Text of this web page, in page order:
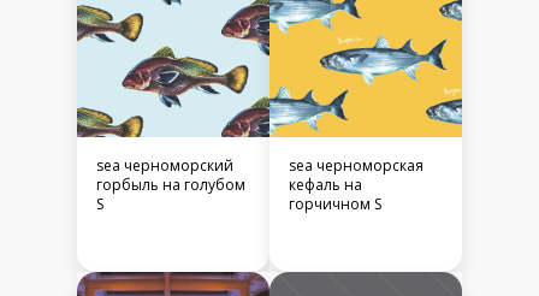
sea черноморский
горбыль на голубом
S
sea черноморская
кефаль на
горчичном S